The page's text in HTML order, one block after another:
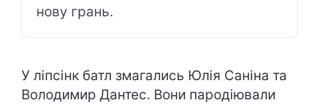
нову грань.
У ліпсінк батл змагались Юлія Саніна та
Володимир Дантес. Вони пародіювали